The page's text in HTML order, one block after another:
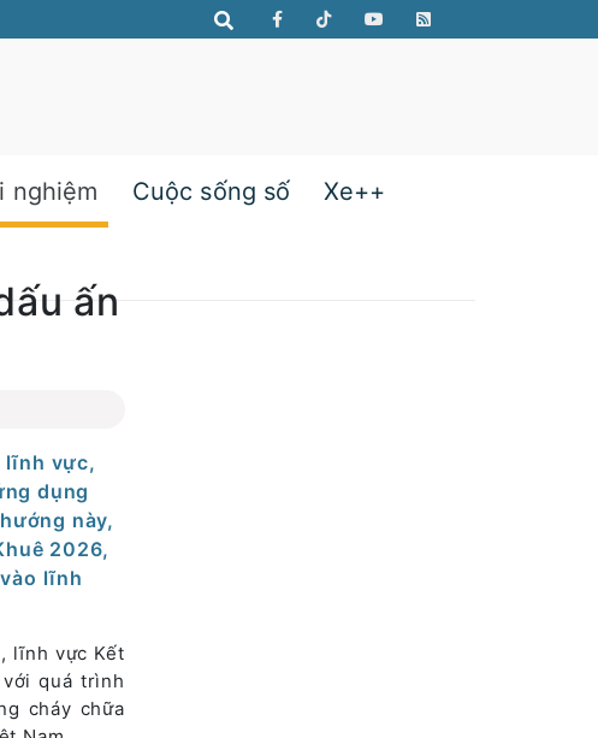
nghiệm Cuộc sống số Xe++
ấn
lĩnh vực,
dụng
này,
2026,
lĩnh
lĩnh vực Kết
quá trình
cháy chữa